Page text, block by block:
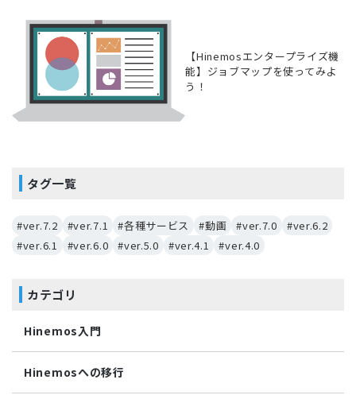
【Hinemosエンタープライズ機
能】ジョブマップを使ってみよ
う！
タグ一覧
#ver.7.2 #ver.7.1 #各種サービス #動画 #ver.7.0
#ver.6.2
#ver.6.1
#ver.6.0 #ver.5.0 #ver.4.1 #ver.4.0
カテゴリ
Hinemos入門
Hinemosへの移行